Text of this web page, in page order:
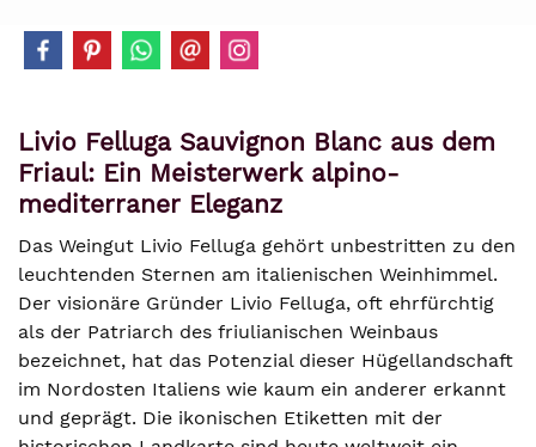
Livio Felluga Sauvignon Blanc aus dem
Friaul: Ein Meisterwerk alpino-
mediterraner Eleganz
Das Weingut Livio Felluga gehört unbestritten zu den
leuchtenden Sternen am italienischen Weinhimmel.
Der visionäre Gründer Livio Felluga, oft ehrfürchtig
als der Patriarch des friulianischen Weinbaus
bezeichnet, hat das Potenzial dieser Hügellandschaft
im Nordosten Italiens wie kaum ein anderer erkannt
und geprägt. Die ikonischen Etiketten mit der